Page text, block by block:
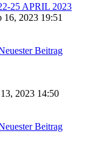
25 APRIL 2023
16, 2023 19:51
Beitrag
2023 14:50
Beitrag